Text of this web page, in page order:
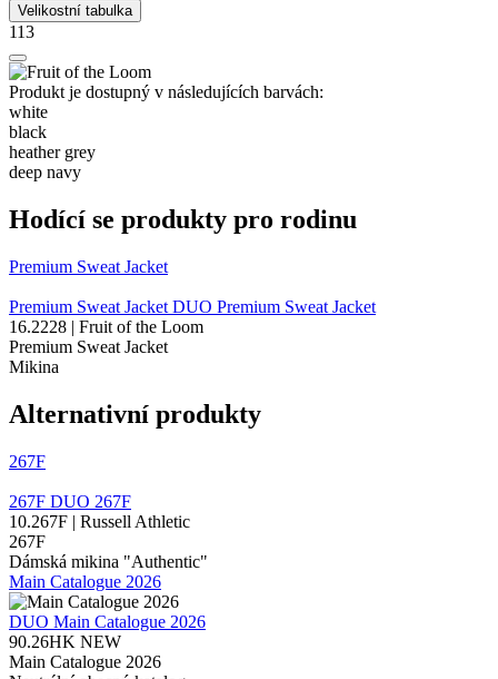
Velikostní tabulka
113
Produkt je dostupný v následujících barvách:
white
black
heather grey
deep navy
Hodící se produkty pro rodinu
Premium Sweat Jacket
Premium Sweat Jacket DUO Premium Sweat Jacket
16.2228 | Fruit of the Loom
Premium Sweat Jacket
Mikina
Alternativní produkty
267F
267F DUO 267F
10.267F | Russell Athletic
267F
Dámská mikina "Authentic"
Main Catalogue 2026
DUO Main Catalogue 2026
90.26HK NEW
Main Catalogue 2026